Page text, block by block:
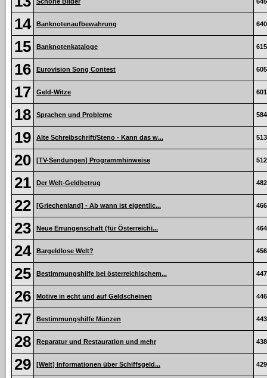
14 Banknotenaufbewahrung
15 Banknotenkataloge
16 Eurovision Song Contest
17 Geld-Witze
18 Sprachen und Probleme
19 Alte Schreibschrift/Steno - Kann das w...
20 [TV-Sendungen] Programmhinweise
21 Der Welt-Geldbetrug
22 [Griechenland] - Ab wann ist eigentlic...
23 Neue Errungenschaft (für Österreichi...
24 Bargeldlose Welt?
25 Bestimmungshilfe bei österreichischem...
26 Motive in echt und auf Geldscheinen
27 Bestimmungshilfe Münzen
28 Reparatur und Restauration und mehr
29 [Welt] Informationen über Schiffsgeld...